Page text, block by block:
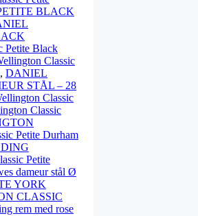
BLACK
Petite Black
Classic
, DANIEL
STÅL – 28
Classic
Classic
Petite Durham
Petite
dameur stål Ø
YORK
CLASSIC
rem med rose